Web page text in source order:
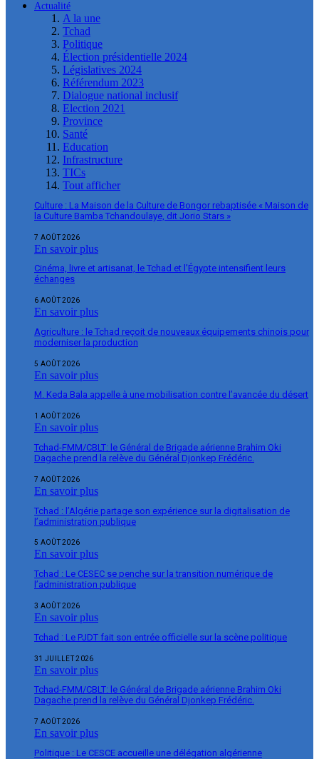
Actualité
A la une
Tchad
Politique
Élection présidentielle 2024
Législatives 2024
Référendum 2023
Dialogue national inclusif
Election 2021
Province
Santé
Education
Infrastructure
TICs
Tout afficher
Culture : La Maison de la Culture de Bongor rebaptisée « Maison de
la Culture Bamba Tchandoulaye, dit Jorio Stars »
7 AOÛT 2026
En savoir plus
Cinéma, livre et artisanat, le Tchad et l’Égypte intensifient leurs
échanges
6 AOÛT 2026
En savoir plus
Agriculture : le Tchad reçoit de nouveaux équipements chinois pour
moderniser la production
5 AOÛT 2026
En savoir plus
M. Keda Bala appelle à une mobilisation contre l’avancée du désert
1 AOÛT 2026
En savoir plus
Tchad-FMM/CBLT: le Général de Brigade aérienne Brahim Oki
Dagache prend la relève du Général Djonkep Frédéric.
7 AOÛT 2026
En savoir plus
Tchad : l’Algérie partage son expérience sur la digitalisation de
l’administration publique
5 AOÛT 2026
En savoir plus
Tchad : Le CESEC se penche sur la transition numérique de
l’administration publique
3 AOÛT 2026
En savoir plus
Tchad : Le PJDT fait son entrée officielle sur la scène politique
31 JUILLET 2026
En savoir plus
Tchad-FMM/CBLT: le Général de Brigade aérienne Brahim Oki
Dagache prend la relève du Général Djonkep Frédéric.
7 AOÛT 2026
En savoir plus
Politique : Le CESCE accueille une délégation algérienne